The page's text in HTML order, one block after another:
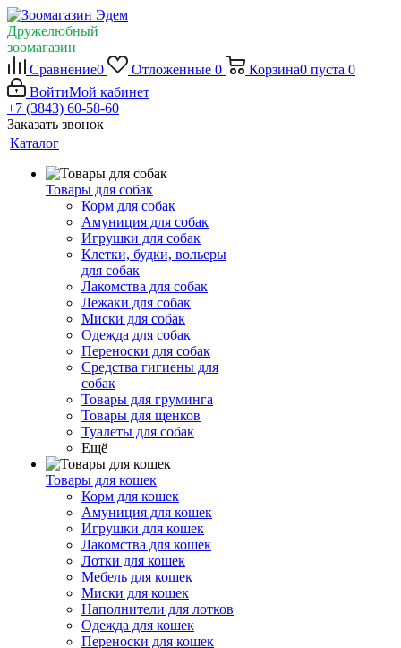
Дружелюбный
зоомагазин
Сравнение0 Отложенные 0 Корзина0 пуста 0
ВойтиМой кабинет
+7 (3843) 60-58-60
Заказать звонок
Каталог
Товары для собак
Корм для собак
Амуниция для собак
Игрушки для собак
Клетки, будки, вольеры
для собак
Лакомства для собак
Лежаки для собак
Миски для собак
Одежда для собак
Переноски для собак
Средства гигиены для
собак
Товары для груминга
Товары для щенков
Туалеты для собак
Ещё
Товары для кошек
Корм для кошек
Амуниция для кошек
Игрушки для кошек
Лакомства для кошек
Лотки для кошек
Мебель для кошек
Миски для кошек
Наполнители для лотков
Одежда для кошек
Переноски для кошек